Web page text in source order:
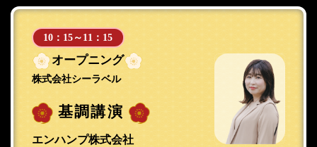
10：15～11：15
オープニング
株式会社シーラベル
基調講演
エンハンプ株式会社